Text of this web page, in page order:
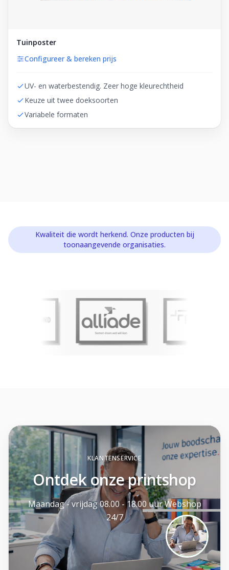
Tuinposter
Configureer & bereken prijs
UV- en waterbestendig. Zeer hoge kleurechtheid
Keuze uit twee doeksoorten
Variabele formaten
Kwaliteit die wordt herkend. Onze producten bij
toonaangevende organisaties.
KLANTENSERVICE
Ontdek onze printshop
Maandag - vrijdag 08.00 - 18.00 uur Webshop
24/7
Meestal binnen een dag